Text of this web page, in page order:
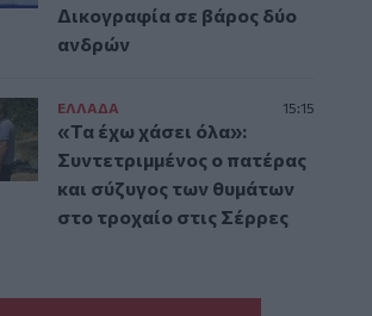
Δικογραφία σε βάρος δύο
ανδρών
ΕΛΛAΔΑ 15:15
«Τα έχω χάσει όλα»:
Συντετριμμένος ο πατέρας
και σύζυγος των θυμάτων
στο τροχαίο στις Σέρρες